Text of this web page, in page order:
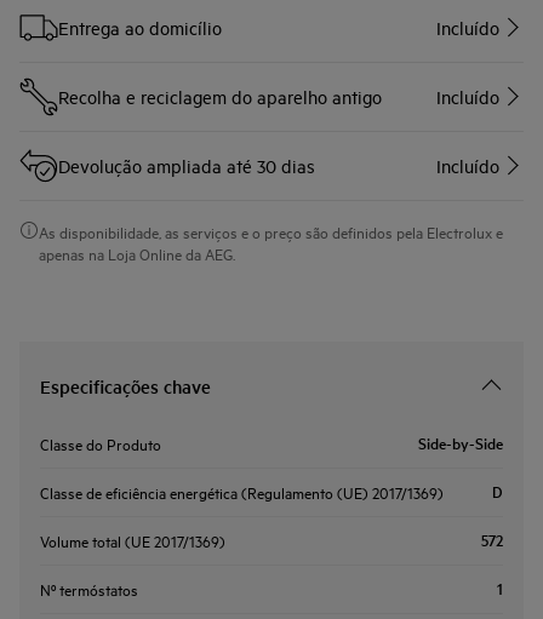
Entrega ao domicílio Incluído
Recolha e reciclagem do aparelho antigo Incluído
Devolução ampliada até 30 dias Incluído
As disponibilidade, as serviços e o preço são definidos pela Electrolux e
apenas na Loja Online da AEG.
Especificações chave
Classe do Produto Side-by-Side
Classe de eficiência energética (Regulamento (UE) 2017/1369) D
Volume total (UE 2017/1369) 572
Nº termóstatos 1